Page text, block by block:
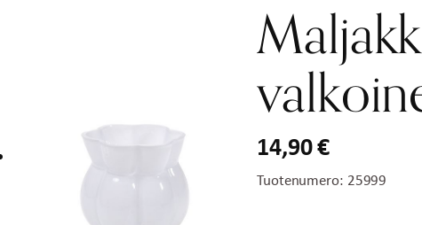
14,90€
Tuotenumero: 25999